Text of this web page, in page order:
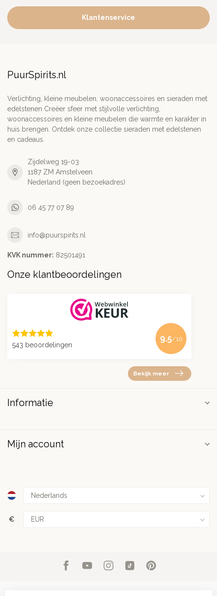
Klantenservice
PuurSpirits.nl
Verlichting, kleine meubelen, woonaccessoires en sieraden met
edelstenen Creëer sfeer met stijlvolle verlichting,
woonaccessoires en kleine meubelen die warmte en karakter in
huis brengen. Ontdek onze collectie sieraden met edelstenen
en cadeaus.
Zijdelweg 19-03
1187 ZM Amstelveen
Nederland (geen bezoekadres)
06 45 77 07 89
info@puurspirits.nl
KVK nummer: 82501491
Onze klantbeoordelingen
543 beoordelingen
9.5/10
Bekijk meer
Informatie
Mijn account
€